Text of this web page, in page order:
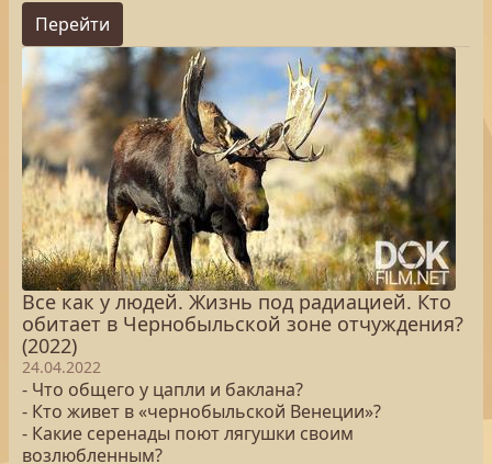
Перейти
Все как у людей. Жизнь под радиацией. Кто
обитает в Чернобыльской зоне отчуждения?
(2022)
24.04.2022
- Что общего у цапли и баклана?
- Кто живет в «чернобыльской Венеции»?
- Какие серенады поют лягушки своим
возлюбленным?